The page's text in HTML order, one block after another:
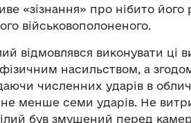
«зізнання» про нібито
військовополоненого.
відмовлявся виконувати ці
насильством, а
численних ударів в
менше семи ударів. Не
був змушений перед